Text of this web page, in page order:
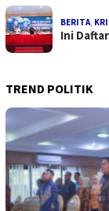
BERITA,
Ini
TREND POLITIK